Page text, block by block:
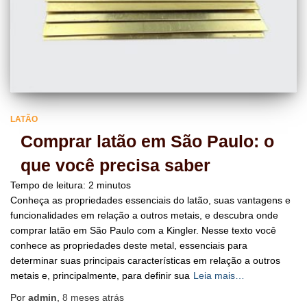
LATÃO
Comprar latão em São Paulo: o
que você precisa saber
Tempo de leitura: 2 minutos
Conheça as propriedades essenciais do latão, suas vantagens e
funcionalidades em relação a outros metais, e descubra onde
comprar latão em São Paulo com a Kingler. Nesse texto você
conhece as propriedades deste metal, essenciais para
determinar suas principais características em relação a outros
metais e, principalmente, para definir sua Leia mais…
Por admin 8 meses atrás